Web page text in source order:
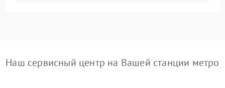
Наш сервисный центр на Вашей станции метро